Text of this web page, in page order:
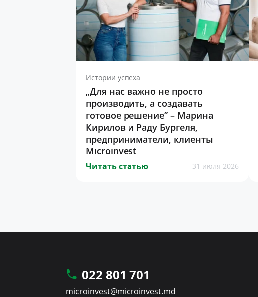
Истории успеха
„Для нас важно не просто
производить, а создавать
готовое решение” – Марина
Кирилов и Раду Бургеля,
предприниматели, клиенты
Microinvest
Читать статью 31 июля 2026
022 801 701
microinvest@microinvest.md